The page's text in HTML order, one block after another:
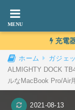
充電
ホーム ガジェ
ALMIGHTY DOCK
ルなMacBook Pro/Air
2021-08-13